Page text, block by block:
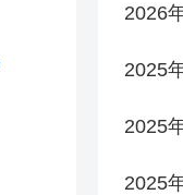
2026
2025
2025
2025